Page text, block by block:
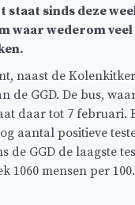
sinds deze
waar wederom
naast de
de GGD. De bus,
daar tot 7 februari.
aantal positieve
de GGD de laagste
1060 mensen per